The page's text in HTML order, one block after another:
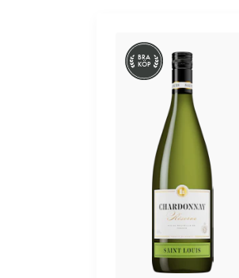
BRA
KÖP